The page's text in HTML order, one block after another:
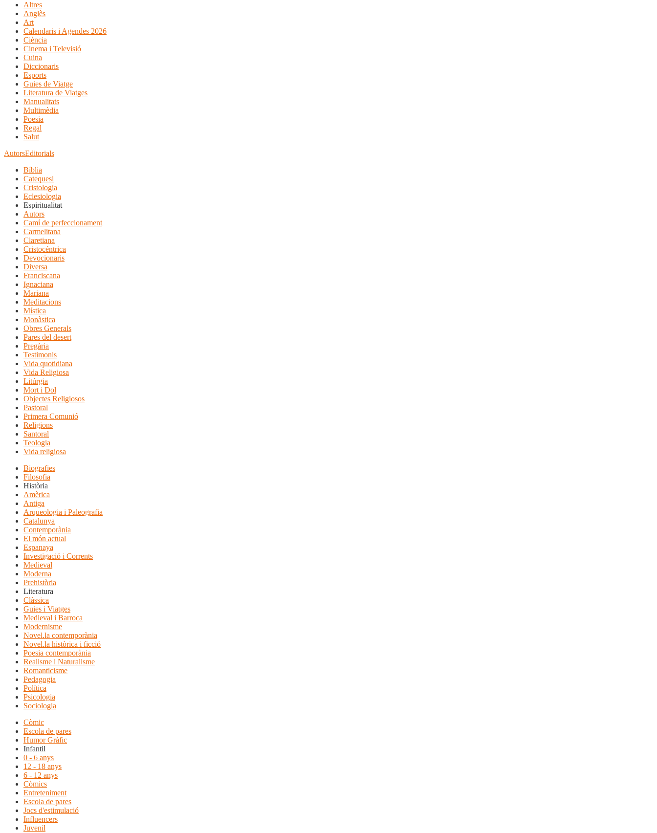
Altres
Anglès
Art
Calendaris i Agendes 2026
Ciència
Cinema i Televisió
Cuina
Diccionaris
Esports
Guies de Viatge
Literatura de Viatges
Manualitats
Multimèdia
Poesia
Regal
Salut
AutorsEditorials
Bíblia
Catequesi
Cristologia
Eclesiologia
Espiritualitat
Autors
Camí de perfeccionament
Carmelitana
Claretiana
Cristocéntrica
Devocionaris
Diversa
Franciscana
Ignaciana
Mariana
Meditacions
Mística
Monàstica
Obres Generals
Pares del desert
Pregària
Testimonis
Vida quotidiana
Vida Religiosa
Litúrgia
Mort i Dol
Objectes Religiosos
Pastoral
Primera Comunió
Religions
Santoral
Teologia
Vida religiosa
Biografies
Filosofia
Història
Amèrica
Antiga
Arqueologia i Paleografia
Catalunya
Contemporània
El món actual
Espanaya
Investigació i Corrents
Medieval
Moderna
Prehistòria
Literatura
Clàssica
Guies i Viatges
Medieval i Barroca
Modernisme
Novel.la contemporània
Novel.la històrica i ficció
Poesia contemporània
Realisme i Naturalisme
Romanticisme
Pedagogia
Política
Psicologia
Sociologia
Còmic
Escola de pares
Humor Gràfic
Infantil
0 - 6 anys
12 - 18 anys
6 - 12 anys
Còmics
Entreteniment
Escola de pares
Jocs d'estimulació
Influencers
Juvenil